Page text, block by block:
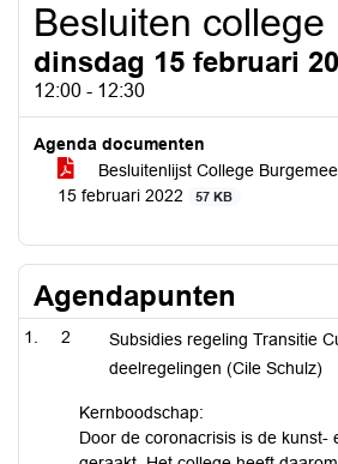
Besluiten college
dinsdag 15 februari
12:00 - 12:30
Agenda documenten
Besluitenlijst College
15 februari 2022
57 KB
Agendapunten
2
Subsidies regeling Transitie
deelregelingen (Cile Schulz)
Kernboodschap:
Door de coronacrisis is de kunst-